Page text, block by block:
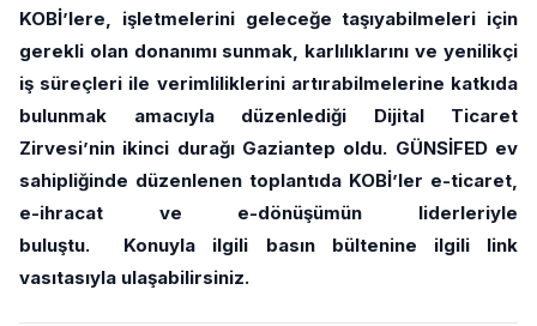
KOBİ’lere, işletmelerini geleceğe taşıyabilmeleri için
gerekli olan donanımı sunmak, karlılıklarını ve yenilikçi
iş süreçleri ile verimliliklerini artırabilmelerine katkıda
bulunmak amacıyla düzenlediği Dijital Ticaret
Zirvesi’nin ikinci durağı Gaziantep oldu. GÜNSİFED ev
sahipliğinde düzenlenen toplantıda KOBİ’ler e-ticaret,
e-ihracat ve e-dönüşümün liderleriyle
buluştu.
Konuyla ilgili basın bültenine ilgili link
vasıtasıyla ulaşabilirsiniz.